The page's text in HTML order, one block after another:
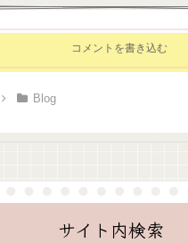
コメントを書き込む
Blog
サイト内検索